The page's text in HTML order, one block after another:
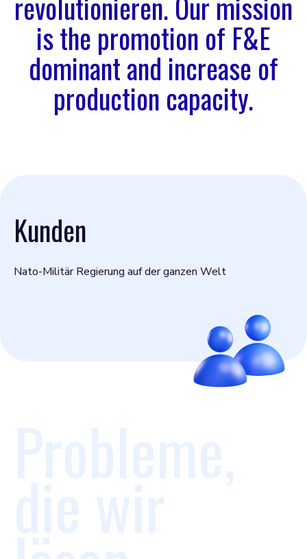
is the promotion of F&E
dominant and increase of
production capacity.
Kunden
Nato-Militär Regierung auf der ganzen Welt